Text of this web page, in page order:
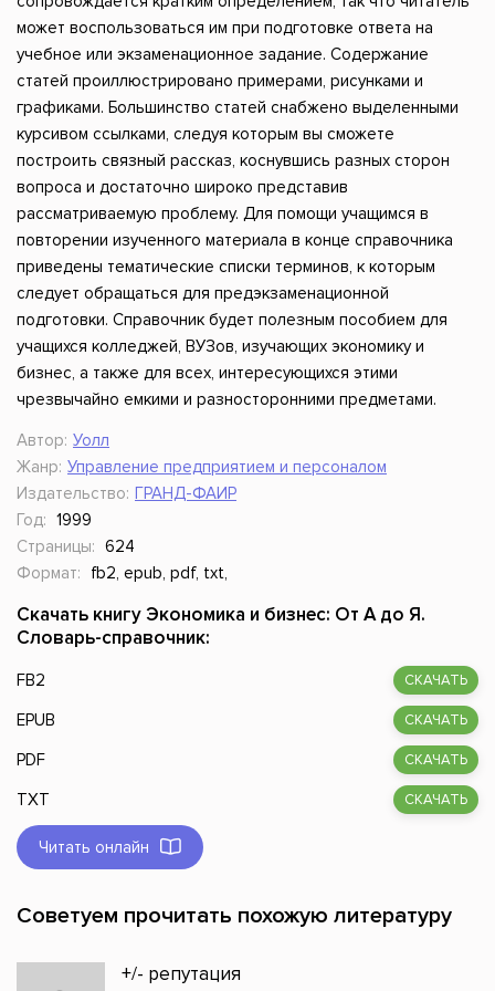
может воспользоваться им при подготовке ответа на
учебное или экзаменационное задание. Содержание
статей проиллюстрировано примерами, рисунками и
графиками. Большинство статей снабжено выделенными
курсивом ссылками, следуя которым вы сможете
построить связный рассказ, коснувшись разных сторон
вопроса и достаточно широко представив
рассматриваемую проблему. Для помощи учащимся в
повторении изученного материала в конце справочника
приведены тематические списки терминов, к которым
следует обращаться для предэкзаменационной
подготовки. Справочник будет полезным пособием для
учащихся колледжей, ВУЗов, изучающих экономику и
бизнес, а также для всех, интересующихся этими
чрезвычайно емкими и разносторонними предметами.
Автор: Уолл
Жанр: Управление предприятием и персоналом
Издательство: ГРАНД-ФАИР
Год: 1999
Страницы: 624
Формат:
fb2, epub, pdf, txt,
Скачать книгу Экономика и бизнес: От А до Я.
Словарь-справочник:
FB2 СКАЧАТЬ
EPUB СКАЧАТЬ
PDF СКАЧАТЬ
TXT СКАЧАТЬ
Читать онлайн
Советуем прочитать похожую литературу
+/- репутация